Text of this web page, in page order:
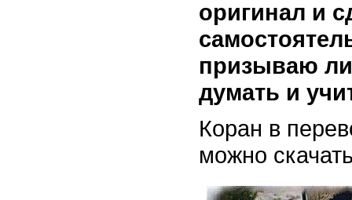
оригинал и
призываю
думать и
Коран в
можно